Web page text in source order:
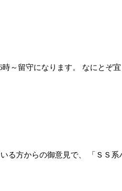
～留守になります。 なにとぞ
る方からの御意見で、 「ＳＳ